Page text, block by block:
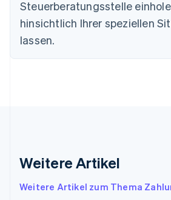
Steuerberatungsstelle
hinsichtlich Ihrer speziellen
lassen.
Weitere Artikel
Weitere Artikel zum Thema
Finnland
EnglishSvenska
Frankreich
Français
Italien
Italiano English
Japan
日本語 English